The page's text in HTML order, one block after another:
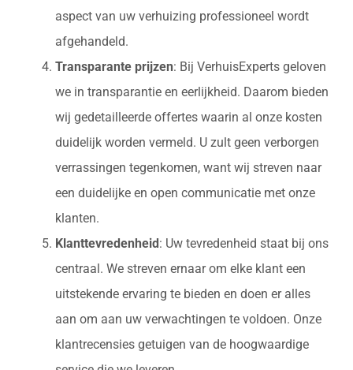
aspect van uw verhuizing professioneel wordt
afgehandeld.
Transparante prijzen: Bij VerhuisExperts geloven
we in transparantie en eerlijkheid. Daarom bieden
wij gedetailleerde offertes waarin al onze kosten
duidelijk worden vermeld. U zult geen verborgen
verrassingen tegenkomen, want wij streven naar
een duidelijke en open communicatie met onze
klanten.
Klanttevredenheid : Uw tevredenheid staat bij ons
centraal. We streven ernaar om elke klant een
uitstekende ervaring te bieden en doen er alles
aan om aan uw verwachtingen te voldoen. Onze
klantrecensies getuigen van de hoogwaardige